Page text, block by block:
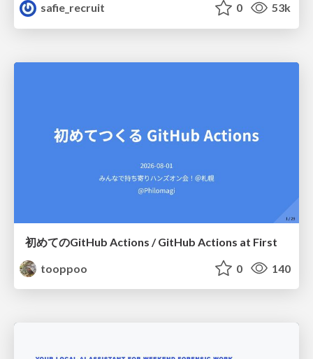
safie_recruit
0 53k
初めてのGitHub Actions / GitHub Actions at First
tooppoo
0 140